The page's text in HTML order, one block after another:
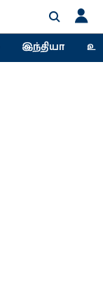
இந்தியா